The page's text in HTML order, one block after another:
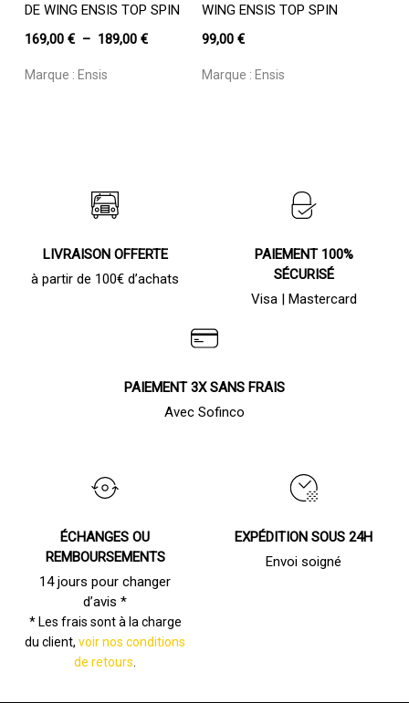
a
plusieurs
variations.
Les
produit
DE WING ENSIS TOP SPIN
169,00 € – 189,00 €Plage
Marque : Ensis
a
plusieurs
variations.
Les
WING ENSIS TOP SPIN
99,00€
Marque : Ensis
LIVRAISON OFFERTE
à partir de 100€ d’achats
PAIEMENT 100%
SÉCURISÉ
Visa | Mastercard
PAIEMENT 3X SANS FRAIS
Avec Sofinco
ÉCHANGES OU
REMBOURSEMENTS
14 jours pour changer
d’avis *
* Les frais sont à la charge
du client,voir nos conditions
de retours.
EXPÉDITION SOUS 24H
Envoi soigné